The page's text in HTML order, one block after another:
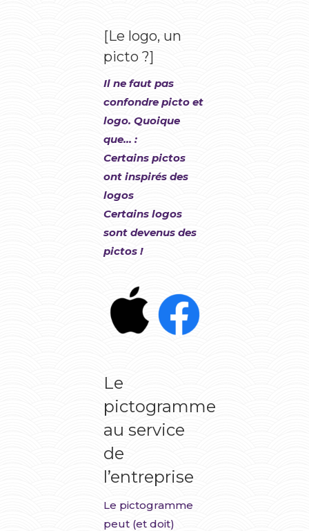
[Le logo, un
picto ?]
Il ne faut pas
confondre picto et
logo. Quoique
que… :
Certains pictos
ont inspirés des
logos
Certains logos
sont devenus des
pictos !
Le
pictogramme
au service
de
l’entreprise
Le pictogramme
peut (et doit)